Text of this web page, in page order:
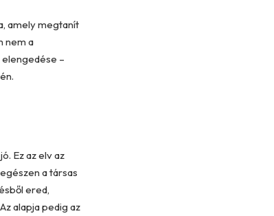
amely megtanít
nem a
–
Ez az elv az
a társas
ered,
alapja pedig az